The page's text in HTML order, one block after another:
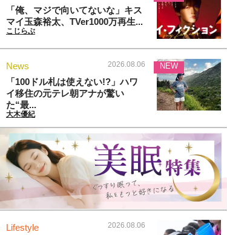
「俺、マジで向いてないな」キス
マイ玉森裕太、TVer1000万再生...
こじらぶ
News 2026.08.06
「100ドル札は使えない!?」ハワ
イ移住の元テレ朝アナが驚い
た“最...
大木優紀
NEW
Lifestyle 2026.08.06